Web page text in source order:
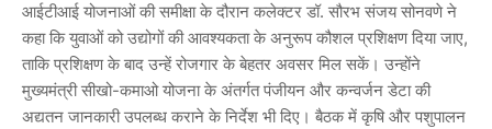
आईटीआई योजनाओं की समीक्षा के दौरान कलेक्टर डॉ. सौरभ संजय सोनवणे ने
कहा कि युवाओं को उद्योगों की आवश्यकता के अनुरूप कौशल प्रशिक्षण दिया जाए,
ताकि प्रशिक्षण के बाद उन्हें रोजगार के बेहतर अवसर मिल सकें। उन्होंने
मुख्यमंत्री सीखो-कमाओ योजना के अंतर्गत पंजीयन और कन्वर्जन डेटा की
अद्यतन जानकारी उपलब्ध कराने के निर्देश भी दिए। बैठक में कृषि और पशुपालन